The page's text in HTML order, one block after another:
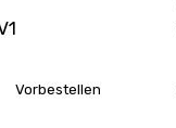
Vorbestellen